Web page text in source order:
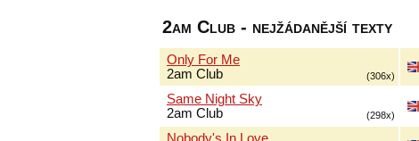
2am Club - nejžádanější texty
Only For Me
2am Club
(306x)
Same Night Sky
2am Club
(298x)